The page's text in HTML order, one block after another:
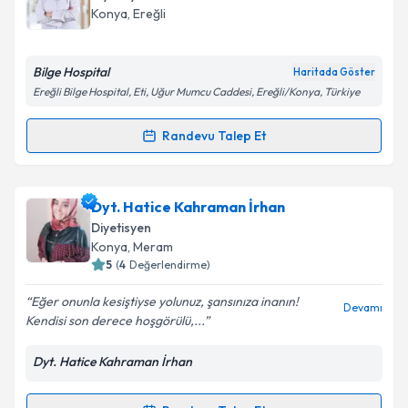
takvim hazırlandığında e-posta ile bilgilendireceğiz.
Kişisel verilerimin işlenmesine ilişkin
Metni'ni okudum ve kişisel verilerimin belirtilen
Takvim Talebini Gönder
Konya, Ereğli
Bilge Hospital Haritada Göster
Ereğli Bilge Hospital, Eti, Uğur Mumcu Caddesi, Ereğli/Konya, Türkiye
Randevu Talep Et
Randevu Takvimi Talebi
Dyt. Elif Bilge Nadaroğluiçin randevu takvimi talebi
oluşturun. Size bu uzmandan randevu almanız için bir
takvim hazırlandığında e-posta ile bilgilendireceğiz.
Kişisel verilerimin işlenmesine ilişkin
kapsamda işlenmesini kabul ediyorum.
Dyt. Hatice Kahraman İrhan
Diyetisyen
Konya, Meram
5 (4 Değerlendirme)
Eğer onunla kesiştiyse yolunuz, şansınıza inanın!
Kendisi son derece hoşgörülü,...
Devamı
Dyt. Hatice Kahraman İrhan